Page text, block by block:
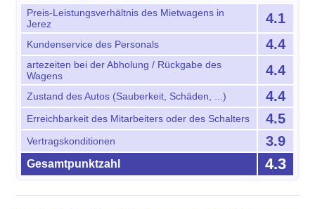
Preis-Leistungsverhältnis des Mietwagens in
Jerez
4.1
Kundenservice des Personals 4.4
artezeiten bei der Abholung / Rückgabe des
Wagens
4.4
Zustand des Autos (Sauberkeit, Schäden, ...) 4.4
Erreichbarkeit des Mitarbeiters oder des Schalters 4.5
Vertragskonditionen 3.9
Gesamtpunktzahl 4.3